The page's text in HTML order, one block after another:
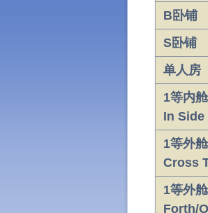
B卧铺
S卧铺
单人房
1等内舱
In Side
1等外舱
Cross
1等外舱
Forth/